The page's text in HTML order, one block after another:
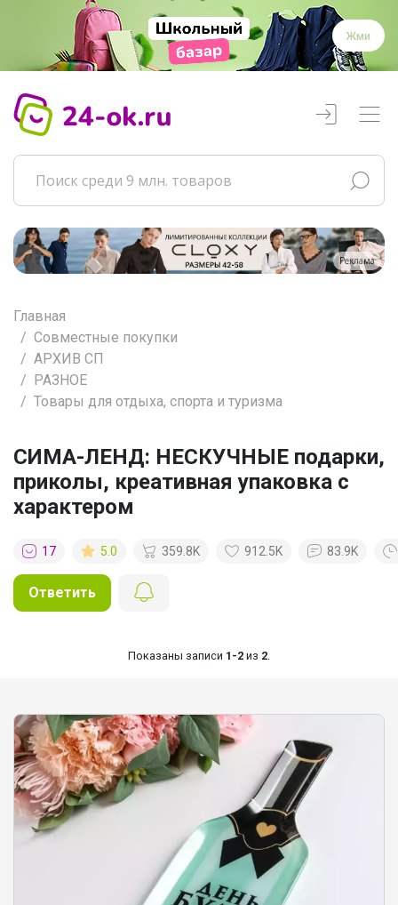
Жми
Реклама
Главная
Совместные покупки
АРХИВ СП
РАЗНОЕ
Товары для отдыха, спорта и туризма
СИМА-ЛЕНД: НЕСКУЧНЫЕ подарки,
приколы, креативная упаковка с
характером
17 5.0 359.8K 912.5K 83.9K
Ответить
Показаны записи 1-2 из 2